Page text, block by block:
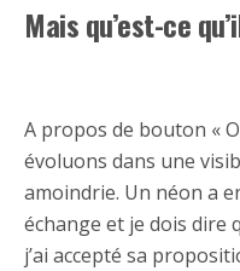
Mais qu’est-ce
A propos de bouton «
évoluons dans une
amoindrie. Un néon a
échange et je dois dire
j’ai accepté sa